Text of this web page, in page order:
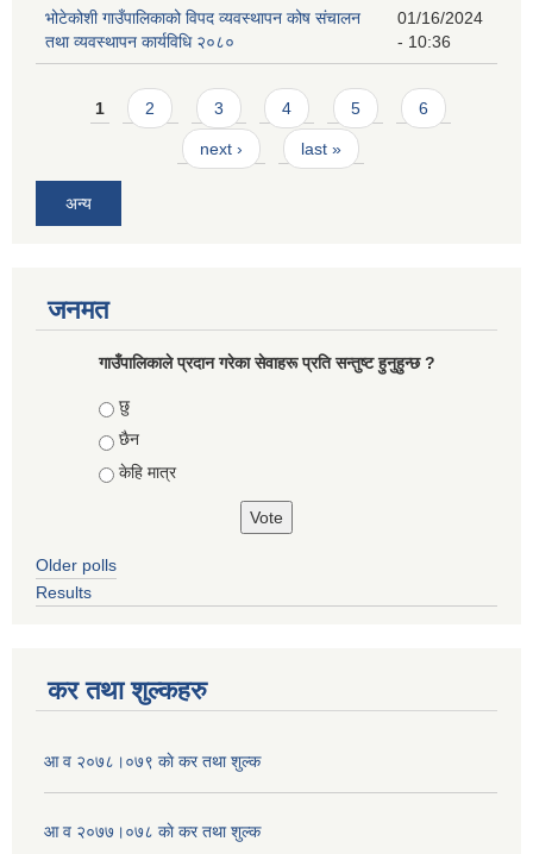
भोटेकोशी गाउँपालिकाको विपद व्यवस्थापन कोष संचालन
तथा व्यवस्थापन कार्यविधि २०८०
01/16/2024
- 10:36
Pages
1 2 3 4 5 6
next › last »
अन्य
जनमत
गाउँपालिकाले प्रदान गरेका सेवाहरू प्रति सन्तुष्ट हुनुहुन्छ ?
Choices
छु
छैन
केहि मात्र
Older polls
Results
कर तथा शुल्कहरु
आ व २०७८।०७९ काे कर तथा शुल्क
आ व २०७७।०७८ काे कर तथा शुल्क